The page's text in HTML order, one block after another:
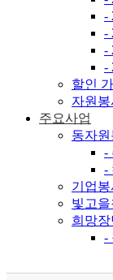
-
-
-
-
할인
자원
주요사업
동자
-
-
기업봉
빛고
희망
-